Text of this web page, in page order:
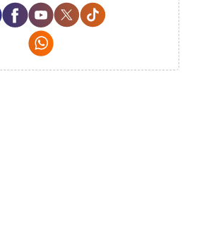
Instagram Social Media
Facebook Social Media
Youtube Social Media
Twitter Social Media
Tiktok Social